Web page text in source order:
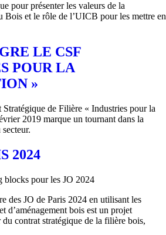
pour présenter les valeurs de la
Bois et le rôle de l’UICB pour les mettre en
LE CSF
POUR LA
»
de Filière « Industries pour la
2019 marque un tournant dans la
2024
blocks pour les JO 2024
des JO de Paris 2024 en utilisant les
d’aménagement bois est un projet
du contrat stratégique de la filière bois,